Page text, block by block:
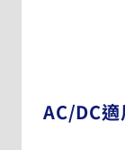
AC/DC